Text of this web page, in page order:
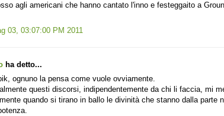
agli americani che hanno cantato l'inno e festeggaito a
03, 03:07:00 PM 2011
ha detto...
ognuno la pensa come vuole ovviamente.
questi discorsi, indipendentemente da chi li faccia, mi
quando si tirano in ballo le divinità che stanno dalla parte